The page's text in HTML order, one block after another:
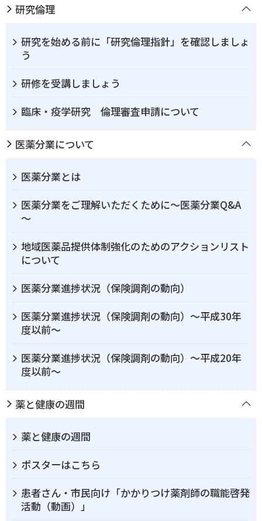
研究倫理
研究を始める前に「研究倫理指針」を確認しましょ
う
研修を受講しましょう
臨床・疫学研究 倫理審査申請について
医薬分業について
医薬分業とは
医薬分業をご理解いただくために～医薬分業Q&A
～
地域医薬品提供体制強化のためのアクションリスト
について
医薬分業進捗状況（保険調剤の動向）
医薬分業進捗状況（保険調剤の動向）～平成30年
度以前～
医薬分業進捗状況（保険調剤の動向）～平成20年
度以前～
薬と健康の週間
薬と健康の週間
ポスターはこちら
患者さん・市民向け「かかりつけ薬剤師の職能啓発
活動（動画）」